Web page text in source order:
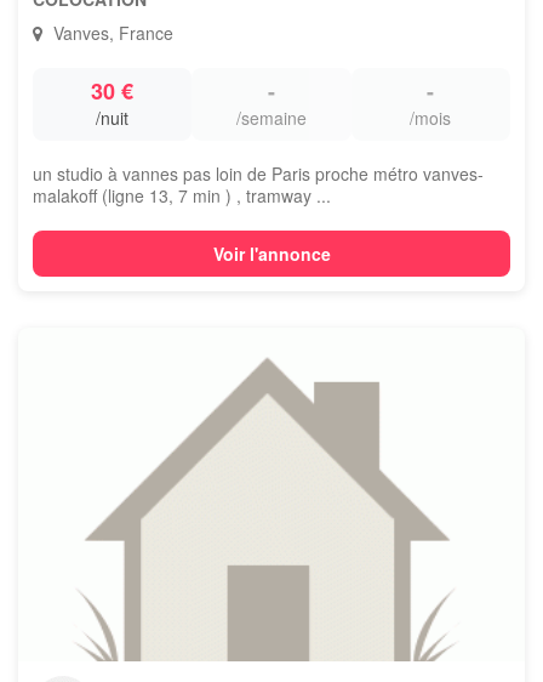
Vanves, France
30 €
/nuit
-
/semaine
-
/mois
un studio à vannes pas loin de Paris proche métro vanves-
malakoff (ligne 13, 7 min ) , tramway ...
Voir l'annonce